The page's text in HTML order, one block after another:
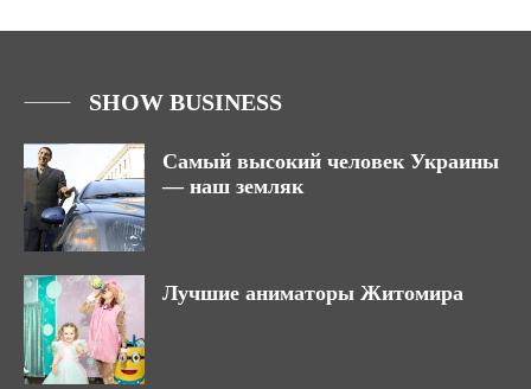
SHOW BUSINESS
Самый высокий человек Украины
— наш земляк
Лучшие аниматоры Житомира